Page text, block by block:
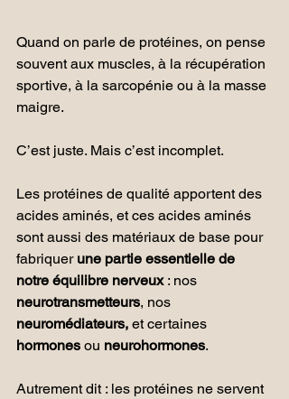
Quand on parle de protéines, on pense
souvent aux muscles, à la récupération
sportive, à la sarcopénie ou à la masse
maigre.
C’est juste. Mais c’est incomplet.
Les protéines de qualité apportent des
acides aminés, et ces acides aminés
sont aussi des matériaux de base pour
fabriquer une partie essentielle de
notre équilibre nerveux : nos
neurotransmetteurs, nos
neuromédiateurs, et certaines
hormones ou neurohormones.
Autrement dit : les protéines ne servent